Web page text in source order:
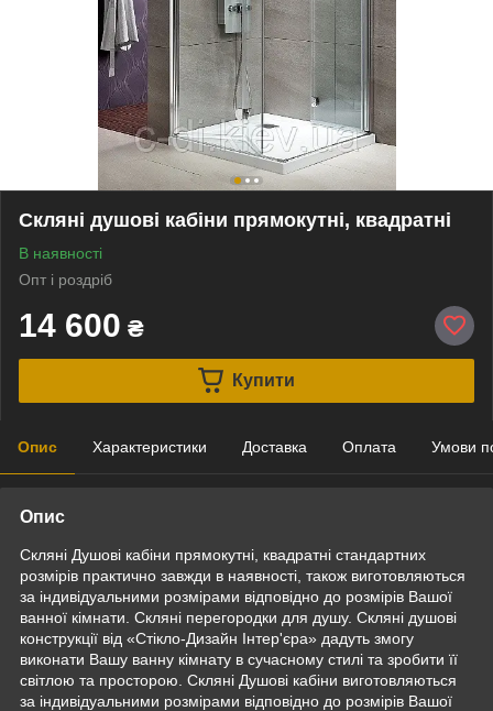
Скляні душові кабіни прямокутні, квадратні
В наявності
Опт і роздріб
14 600 ₴
Купити
Опис Характеристики Доставка Оплата Умови
Опис
Скляні Душові кабіни прямокутні, квадратні стандартних
розмірів практично завжди в наявності, також виготовляються
за індивідуальними розмірами відповідно до розмірів Вашої
ванної кімнати. Скляні перегородки для душу. Скляні душові
конструкції від «Стікло-Дизайн Інтер'єра» дадуть змогу
виконати Вашу ванну кімнату в сучасному стилі та зробити її
світлою та просторою. Скляні Душові кабіни виготовляються
за індивідуальними розмірами відповідно до розмірів Вашої